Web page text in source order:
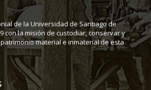
de la Universidad de Santiago de
con la misión de custodiar, conservar y
material e inmaterial de esta